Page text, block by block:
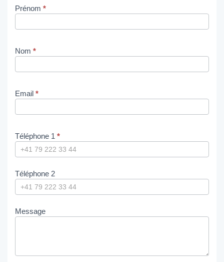
Prénom *
Nom *
Email *
Téléphone 1 *
Téléphone 2
Message